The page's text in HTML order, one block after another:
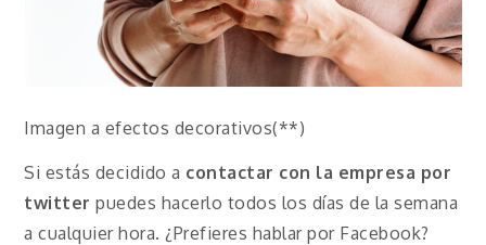
Imagen a efectos decorativos(**)
Si estás decidido a contactar con la empresa por
twitter puedes hacerlo todos los días de la semana
a cualquier hora. ¿Prefieres hablar por Facebook?